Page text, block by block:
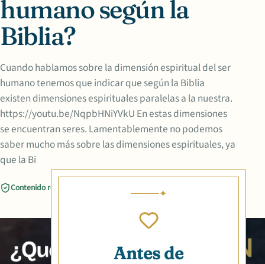
humano según la
Biblia?
Cuando hablamos sobre la dimensión espiritual del ser
humano tenemos que indicar que según la Biblia
existen dimensiones espirituales paralelas a la nuestra.
https://youtu.be/NqpbHNiYVkU En estas dimensiones
se encuentran seres. Lamentablemente no podemos
saber mucho más sobre las dimensiones espirituales, ya
que la Bi
Contenido revisado
Antes de